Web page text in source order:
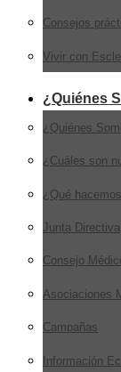
Consejos
Vivir con
¿Quiénes
¿Quiénes
¿Cuáles son
¿Qué
Junta Directiva
Consejo
Asociaciones
Campañas
Información